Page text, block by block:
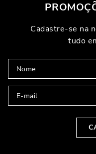
Cadastre-se na
tudo